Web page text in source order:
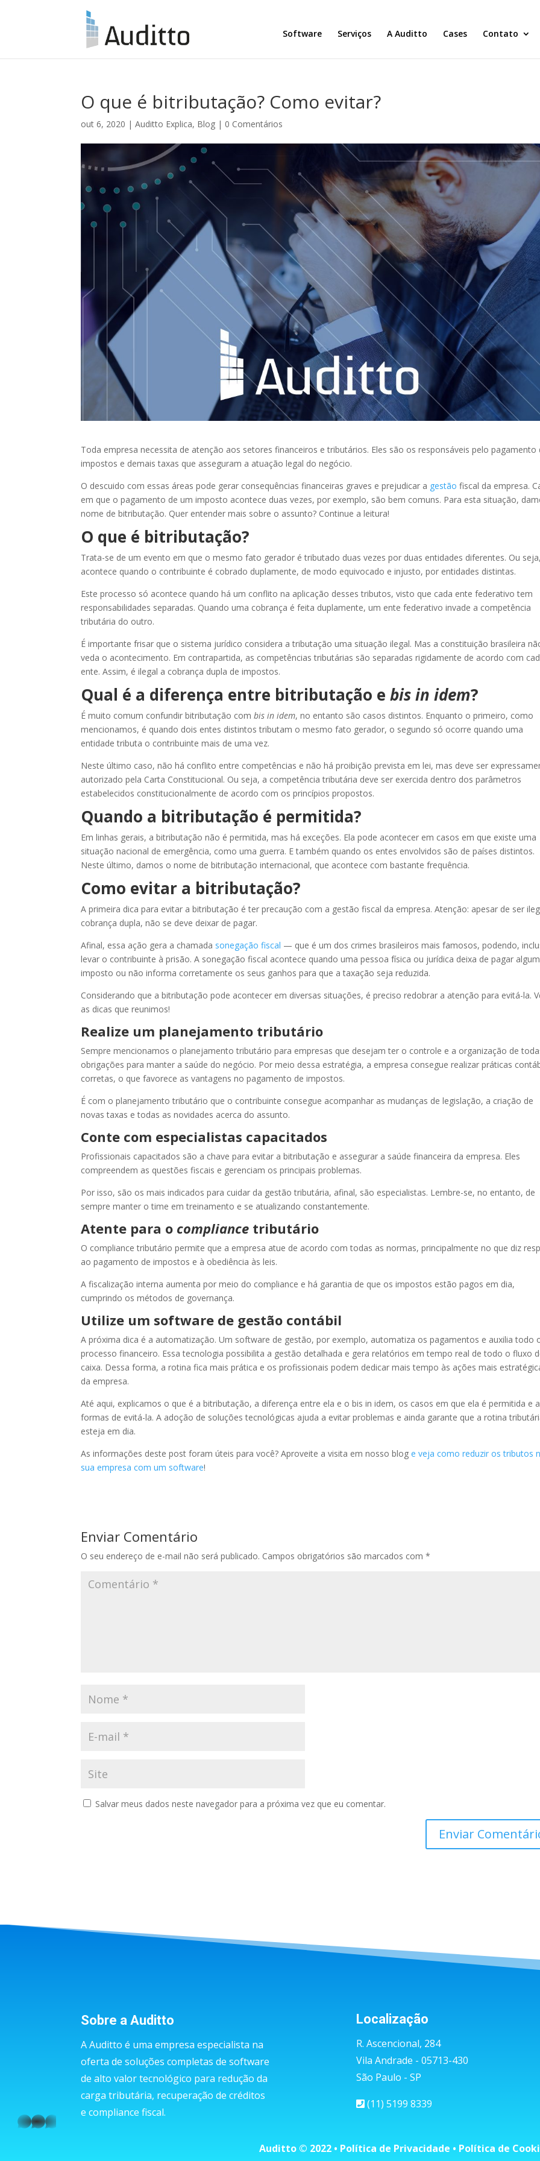
Software Serviços A Auditto Cases Contato
O que é bitributação? Como evitar?
out 6, 2020 |Auditto Explica, Blog | 0 Comentários
Toda empresa necessita de atenção aos setores financeiros e tributários. Eles são os responsáveis pelo pagamento
impostos e demais taxas que asseguram a atuação legal do negócio.
O descuido com essas áreas pode gerar consequências financeiras graves e prejudicar a gestão fiscal da empresa.
em que o pagamento de um imposto acontece duas vezes, por exemplo, são bem comuns. Para esta situação,
nome de bitributação. Quer entender mais sobre o assunto? Continue a leitura!
O que é bitributação?
Trata-se de um evento em que o mesmo fato gerador é tributado duas vezes por duas entidades diferentes. Ou seja,
acontece quando o contribuinte é cobrado duplamente, de modo equivocado e injusto, por entidades distintas.
Este processo só acontece quando há um conflito na aplicação desses tributos, visto que cada ente federativo tem
responsabilidades separadas. Quando uma cobrança é feita duplamente, um ente federativo invade a competência
tributária do outro.
É importante frisar que o sistema jurídico considera a tributação uma situação ilegal. Mas a constituição brasileira
veda o acontecimento. Em contrapartida, as competências tributárias são separadas rigidamente de acordo com
ente. Assim, é ilegal a cobrança dupla de impostos.
Qual é a diferença entre bitributação ebis in idem?
É muito comum confundir bitributação combis in idem, no entanto são casos distintos. Enquanto o primeiro, como
mencionamos, é quando dois entes distintos tributam o mesmo fato gerador, o segundo só ocorre quando uma
entidade tributa o contribuinte mais de uma vez.
Neste último caso, não há conflito entre competências e não há proibição prevista em lei, mas deve ser
autorizado pela Carta Constitucional. Ou seja, a competência tributária deve ser exercida dentro dos parâmetros
estabelecidos constitucionalmente de acordo com os princípios propostos.
Quando a bitributação é permitida?
Em linhas gerais, a bitributação não é permitida, mas há exceções. Ela pode acontecer em casos em que existe uma
situação nacional de emergência, como uma guerra. E também quando os entes envolvidos são de países distintos.
Neste último, damos o nome de bitributação internacional, que acontece com bastante frequência.
Como evitar a bitributação?
A primeira dica para evitar a bitributação é ter precaução com a gestão fiscal da empresa. Atenção: apesar de ser
cobrança dupla, não se deve deixar de pagar.
Afinal, essa ação gera a chamada sonegação fiscal — que é um dos crimes brasileiros mais famosos, podendo,
levar o contribuinte à prisão. A sonegação fiscal acontece quando uma pessoa física ou jurídica deixa de pagar algum
imposto ou não informa corretamente os seus ganhos para que a taxação seja reduzida.
Considerando que a bitributação pode acontecer em diversas situações, é preciso redobrar a atenção para evitá-la.
as dicas que reunimos!
Realize um planejamento tributário
Sempre mencionamos o planejamento tributário para empresas que desejam ter o controle e a organização de
obrigações para manter a saúde do negócio. Por meio dessa estratégia, a empresa consegue realizar práticas
corretas, o que favorece as vantagens no pagamento de impostos.
É com o planejamento tributário que o contribuinte consegue acompanhar as mudanças de legislação, a criação de
novas taxas e todas as novidades acerca do assunto.
Conte com especialistas capacitados
Profissionais capacitados são a chave para evitar a bitributação e assegurar a saúde financeira da empresa. Eles
compreendem as questões fiscais e gerenciam os principais problemas.
Por isso, são os mais indicados para cuidar da gestão tributária, afinal, são especialistas. Lembre-se, no entanto, de
sempre manter o time em treinamento e se atualizando constantemente.
Atente para o compliance tributário
O compliance tributário permite que a empresa atue de acordo com todas as normas, principalmente no que diz
ao pagamento de impostos e à obediência às leis.
A fiscalização interna aumenta por meio do compliance e há garantia de que os impostos estão pagos em dia,
cumprindo os métodos de governança.
Utilize um software de gestão contábil
A próxima dica é a automatização. Um software de gestão, por exemplo, automatiza os pagamentos e auxilia todo
processo financeiro. Essa tecnologia possibilita a gestão detalhada e gera relatórios em tempo real de todo o fluxo
caixa. Dessa forma, a rotina fica mais prática e os profissionais podem dedicar mais tempo às ações mais
da empresa.
Até aqui, explicamos o que é a bitributação, a diferença entre ela e o bis in idem, os casos em que ela é permitida e
formas de evitá-la. A adoção de soluções tecnológicas ajuda a evitar problemas e ainda garante que a rotina
esteja em dia.
As informações deste post foram úteis para você? Aproveite a visita em nosso blog e veja como reduzir os tributos
sua empresa com um software!
Enviar Comentário
O seu endereço de e-mail não será publicado. Campos obrigatórios são marcados com*
Salvar meus dados neste navegador para a próxima vez que eu comentar.
Sobre a Auditto
A Auditto é uma empresa especialista na
oferta de soluções completas de software
de alto valor tecnológico para redução da
carga tributária, recuperação de créditos
e compliance fiscal.
Localização
R. Ascencional, 284
Vila Andrade - 05713-430
São Paulo - SP
(11) 5199 8339
Auditto © 2022 • Política de Privacidade • Política de
whatsapp